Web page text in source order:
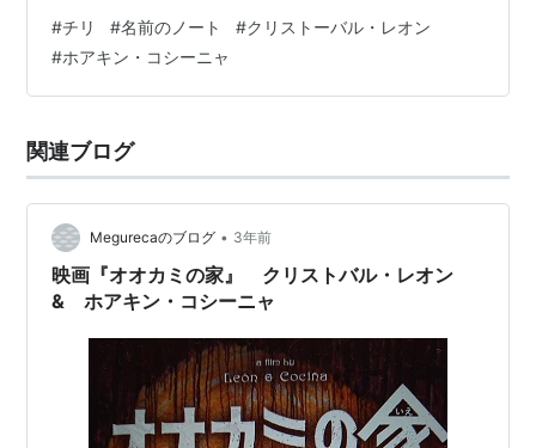
聞こえるよう。 ©Diluvio / Globo Rojo Films ノート上で
交わされる子ども達 本作「名前のノート」の特徴は、鉛
筆で書かれたような手描きの線や絵がもたらす、ノート
どもたちの身近なサッカーボールや、服、靴下などが
流…
#チリ #名前のノート #クリストーバル・レオン
#ホアキン・コシーニャ
関連ブログ
Megurecaのブログ • 3年前
映画『オオカミの家』 クリストバル・レオン
& ホアキン・コシーニャ